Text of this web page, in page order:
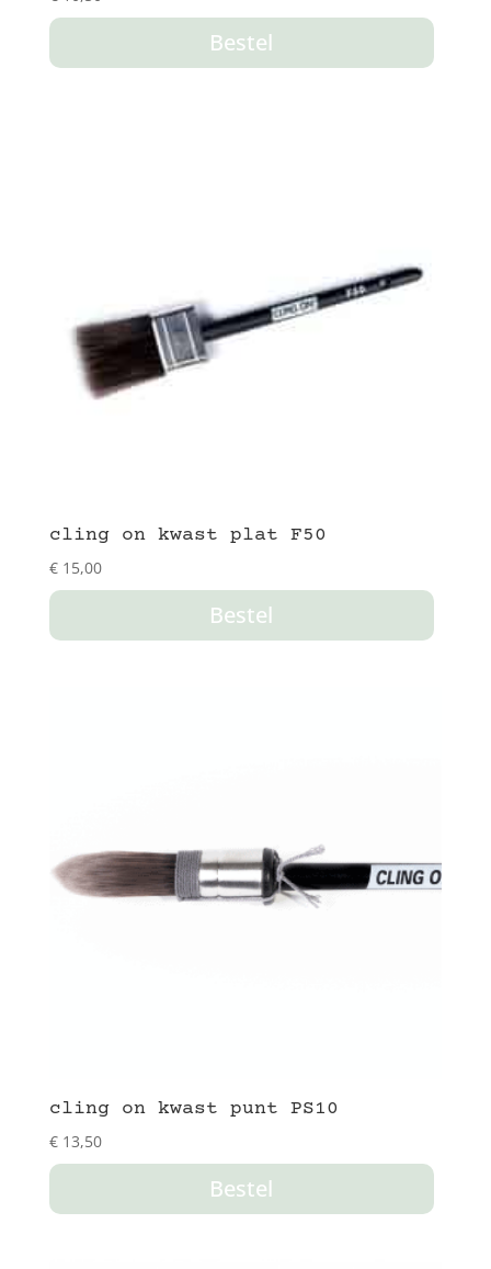
Bestel
cling on kwast plat F50
€15,00
Bestel
cling on kwast punt PS10
€13,50
Bestel